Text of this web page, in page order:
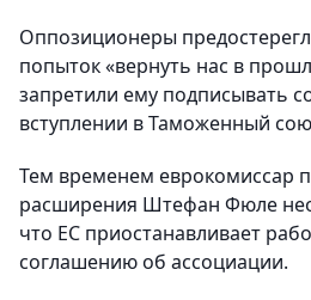
Оппозиционеры
попыток «вернуть нас в
запретили ему подписывать
вступлении в Таможенный
Тем временем еврокомиссар
расширения Штефан Фюле
что ЕС приостанавливает
соглашению об ассоциации.